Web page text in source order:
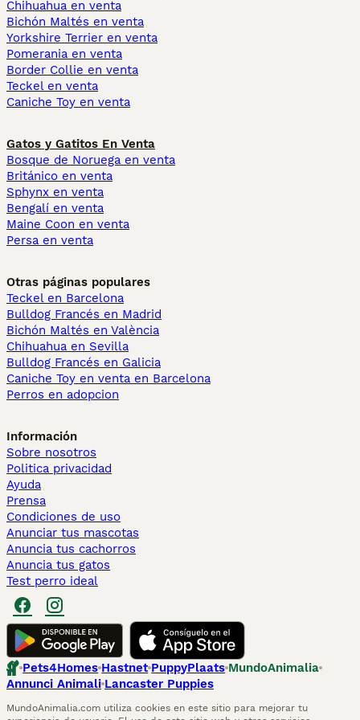
Chihuahua en venta
Bichón Maltés en venta
Yorkshire Terrier en venta
Pomerania en venta
Border Collie en venta
Teckel en venta
Caniche Toy en venta
Gatos y Gatitos En Venta
Bosque de Noruega en venta
Británico en venta
Sphynx en venta
Bengalí en venta
Maine Coon en venta
Persa en venta
Otras páginas populares
Teckel en Barcelona
Bulldog Francés en Madrid
Bichón Maltés en València
Chihuahua en Sevilla
Bulldog Francés en Galicia
Caniche Toy en venta en Barcelona
Perros en adopcion
Información
Sobre nosotros
Politica privacidad
Ayuda
Prensa
Condiciones de uso
Anunciar tus mascotas
Anuncia tus cachorros
Anuncia tus gatos
Test perro ideal
Pets4Homes Hastnet PuppyPlaats MundoAnimalia
Annunci Animali Lancaster Puppies
MundoAnimalia.com utiliza cookies en este sitio para mejorar tu